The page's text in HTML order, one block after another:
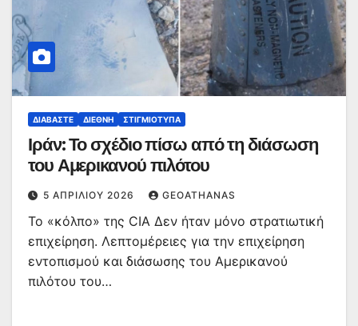
ΔΙΑΒΆΣΤΕ ΔΙΕΘΝΉ ΣΤΙΓΜΙΌΤΥΠΑ
Ιράν: Το σχέδιο πίσω από τη διάσωση
του Αμερικανού πιλότου
5 ΑΠΡΙΛΊΟΥ 2026 GEOATHANAS
Το «κόλπο» της CIA Δεν ήταν μόνο στρατιωτική
επιχείρηση. Λεπτομέρειες για την επιχείρηση
εντοπισμού και διάσωσης του Αμερικανού
πιλότου του…